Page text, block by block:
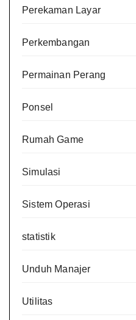
Perekaman Layar
Perkembangan
Permainan Perang
Ponsel
Rumah Game
Simulasi
Sistem Operasi
statistik
Unduh Manajer
Utilitas